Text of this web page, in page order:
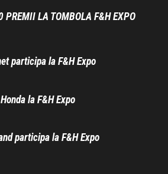
PREMII LA TOMBOLA F&H EXPO
participa la F&H Expo
la F&H Expo
participa la F&H Expo